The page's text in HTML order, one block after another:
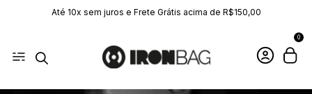
Até 10x sem juros e Frete Grátis acima de R$150,00
0